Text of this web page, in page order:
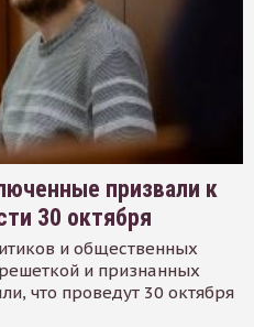
призвали к
30 октября
и общественных
и признанных
что проведут 30 октября